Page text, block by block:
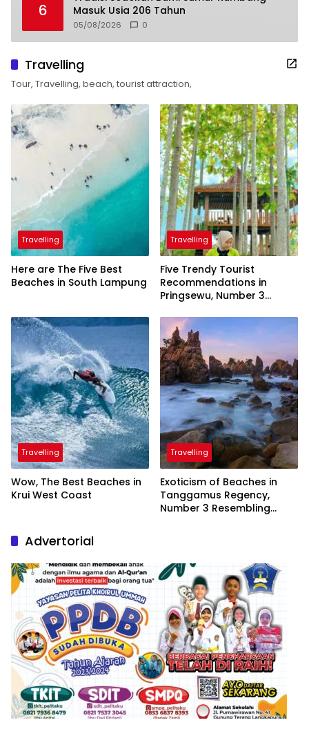
6
Masuk Usia 206 Tahun
05/08/2026 0
Travelling
Tour, Travelling, beach, tourist attraction,
Travelling
Here are The Five Best
Beaches in South Lampung
Travelling
Five Trendy Tourist
Recommendations in
Pringsewu, Number 3
President
Travelling
Wow, The Best Beaches in
Krui West Coast
Travelling
Exoticism of Beaches in
Tanggamus Regency,
Number 3 Resembling
Advertorial